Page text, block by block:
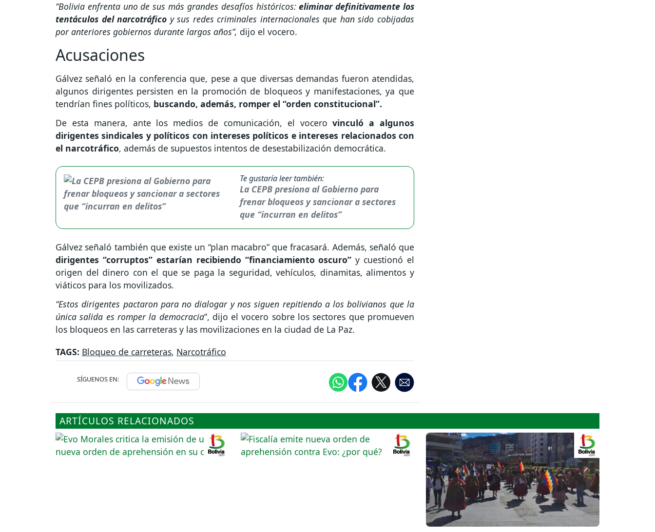
“Bolivia enfrenta uno de sus más grandes desafíos históricos:eliminar definitivamente los
tentáculos del narcotráfico y sus redes criminales internacionales que han sido cobijadas
por anteriores gobiernos durante largos años”, dijo el vocero.
Acusaciones
Gálvez señaló en la conferencia que, pese a que diversas demandas fueron atendidas,
algunos dirigentes persisten en la promoción de bloqueos y manifestaciones, ya que
tendrían fines políticos, buscando, además, romper el “orden constitucional”.
De esta manera, ante los medios de comunicación, el vocerovinculó a algunos
dirigentes sindicales y políticos con intereses políticos e intereses relacionados con
el narcotráfico, además de supuestos intentos de desestabilización democrática.
Te gustaría leer también:
La CEPB presiona al Gobierno para
frenar bloqueos y sancionar a sectores
que “incurran en delitos”
Gálvez señaló también que existe un “plan macabro” que fracasará. Además, señaló que
dirigentes “corruptos” estarían recibiendo “financiamiento oscuro” y cuestionó el
origen del dinero con el que se paga la seguridad, vehículos, dinamitas, alimentos y
viáticos para los movilizados.
“Estos dirigentes pactaron para no dialogar y nos siguen repitiendo a los bolivianos que la
única salida es romper la democracia”, dijo el vocero sobre los sectores que promueven
los bloqueos en las carreteras y las movilizaciones en la ciudad de La Paz.
TAGS: Bloqueo de carreteras, Narcotráfico
SÍGUENOS EN:
ARTÍCULOS RELACIONADOS